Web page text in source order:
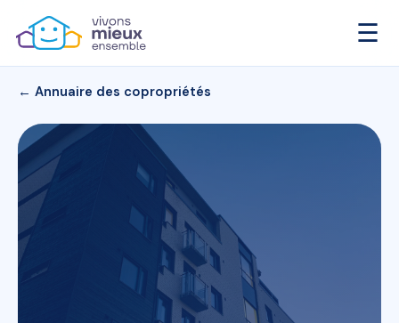
☰
← Annuaire des copropriétés